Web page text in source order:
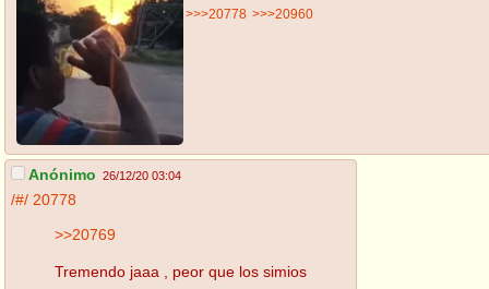
>>>20778 >>>20960
Anónimo 26/12/20 03:04
/#/ 20778
>>20769
Tremendo jaaa , peor que los simios